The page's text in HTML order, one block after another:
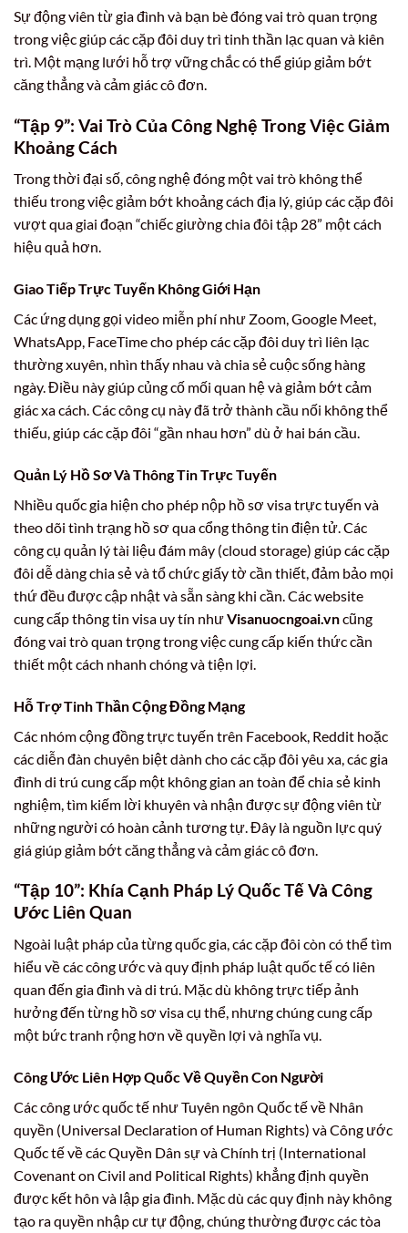
Sự động viên từ gia đình và bạn bè đóng vai trò quan trọng
trong việc giúp các cặp đôi duy trì tinh thần lạc quan và kiên
trì. Một mạng lưới hỗ trợ vững chắc có thể giúp giảm bớt
căng thẳng và cảm giác cô đơn.
“Tập 9”: Vai Trò Của Công Nghệ Trong Việc Giảm
Khoảng Cách
Trong thời đại số, công nghệ đóng một vai trò không thể
thiếu trong việc giảm bớt khoảng cách địa lý, giúp các cặp đôi
vượt qua giai đoạn “chiếc giường chia đôi tập 28” một cách
hiệu quả hơn.
Giao Tiếp Trực Tuyến Không Giới Hạn
Các ứng dụng gọi video miễn phí như Zoom, Google Meet,
WhatsApp, FaceTime cho phép các cặp đôi duy trì liên lạc
thường xuyên, nhìn thấy nhau và chia sẻ cuộc sống hàng
ngày. Điều này giúp củng cố mối quan hệ và giảm bớt cảm
giác xa cách. Các công cụ này đã trở thành cầu nối không thể
thiếu, giúp các cặp đôi “gần nhau hơn” dù ở hai bán cầu.
Quản Lý Hồ Sơ Và Thông Tin Trực Tuyến
Nhiều quốc gia hiện cho phép nộp hồ sơ visa trực tuyến và
theo dõi tình trạng hồ sơ qua cổng thông tin điện tử. Các
công cụ quản lý tài liệu đám mây (cloud storage) giúp các cặp
đôi dễ dàng chia sẻ và tổ chức giấy tờ cần thiết, đảm bảo mọi
thứ đều được cập nhật và sẵn sàng khi cần. Các website
cung cấp thông tin visa uy tín nhưVisanuocngoai.vncũng
đóng vai trò quan trọng trong việc cung cấp kiến thức cần
thiết một cách nhanh chóng và tiện lợi.
Hỗ Trợ Tinh Thần Cộng Đồng Mạng
Các nhóm cộng đồng trực tuyến trên Facebook, Reddit hoặc
các diễn đàn chuyên biệt dành cho các cặp đôi yêu xa, các gia
đình di trú cung cấp một không gian an toàn để chia sẻ kinh
nghiệm, tìm kiếm lời khuyên và nhận được sự động viên từ
những người có hoàn cảnh tương tự. Đây là nguồn lực quý
giá giúp giảm bớt căng thẳng và cảm giác cô đơn.
“Tập 10”: Khía Cạnh Pháp Lý Quốc Tế Và Công
Ước Liên Quan
Ngoài luật pháp của từng quốc gia, các cặp đôi còn có thể tìm
hiểu về các công ước và quy định pháp luật quốc tế có liên
quan đến gia đình và di trú. Mặc dù không trực tiếp ảnh
hưởng đến từng hồ sơ visa cụ thể, nhưng chúng cung cấp
một bức tranh rộng hơn về quyền lợi và nghĩa vụ.
Công Ước Liên Hợp Quốc Về Quyền Con Người
Các công ước quốc tế như Tuyên ngôn Quốc tế về Nhân
quyền (Universal Declaration of Human Rights) và Công ước
Quốc tế về các Quyền Dân sự và Chính trị (International
Covenant on Civil and Political Rights) khẳng định quyền
được kết hôn và lập gia đình. Mặc dù các quy định này không
tạo ra quyền nhập cư tự động, chúng thường được các tòa